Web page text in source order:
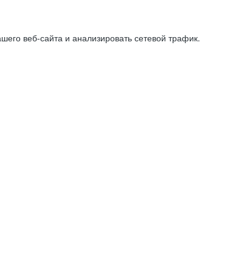
веб-сайта и анализировать сетевой трафик.